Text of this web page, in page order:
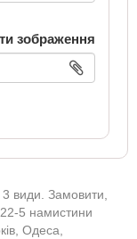
зображення
3 види. Замовити,
5 намистини
Одеса,